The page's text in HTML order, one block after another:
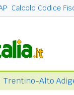
Calcolo Codice
Trentino-Alto